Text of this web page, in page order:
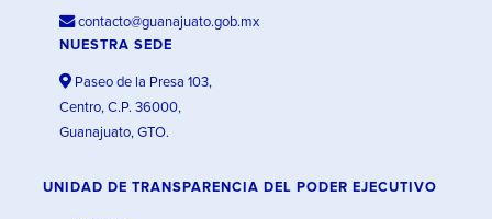
contacto@guanajuato.gob.mx
NUESTRA SEDE
Paseo de la Presa 103,
Centro, C.P. 36000,
Guanajuato, GTO.
UNIDAD DE TRANSPARENCIA DEL PODER EJECUTIVO